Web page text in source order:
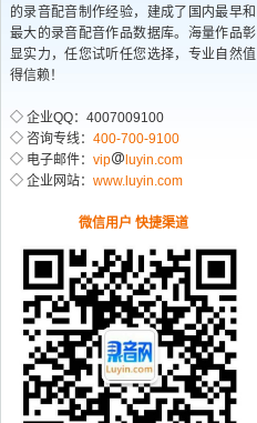
的录音配音制作经验，建成了国内最早和
最大的录音配音作品数据库。海量作品彰
显实力，任您试听任您选择，专业自然值
得信赖！
◇ 企业QQ：4007009100
◇ 咨询专线： 400-700-9100
◇ 电子邮件： vip
luyin.com
◇ 企业网站： www.luyin.com
微信用户 快捷渠道